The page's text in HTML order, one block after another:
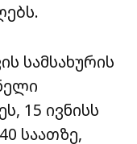
სამსახურის
15 ივნისს
საათზე,